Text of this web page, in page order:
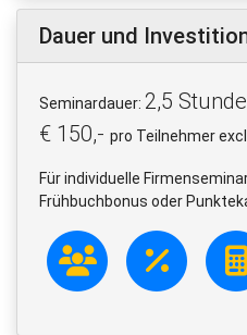
Dauer und
Seminardauer: 2,5
€ 150,- pro Teilnehmer
Für individuelle
Frühbuchbonus oder